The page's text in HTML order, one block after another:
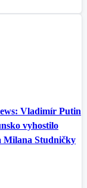
Vladimír Putin
vyhostilo
Milana Studničky